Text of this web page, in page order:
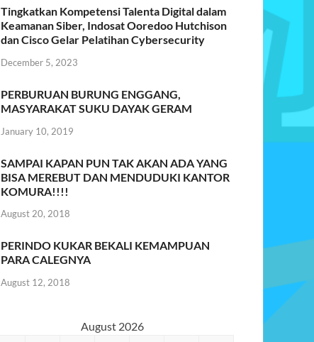
Tingkatkan Kompetensi Talenta Digital dalam
Keamanan Siber, Indosat Ooredoo Hutchison
dan Cisco Gelar Pelatihan Cybersecurity
December 5, 2023
PERBURUAN BURUNG ENGGANG,
MASYARAKAT SUKU DAYAK GERAM
January 10, 2019
SAMPAI KAPAN PUN TAK AKAN ADA YANG
BISA MEREBUT DAN MENDUDUKI KANTOR
KOMURA!!!!
August 20, 2018
PERINDO KUKAR BEKALI KEMAMPUAN
PARA CALEGNYA
August 12, 2018
August 2026